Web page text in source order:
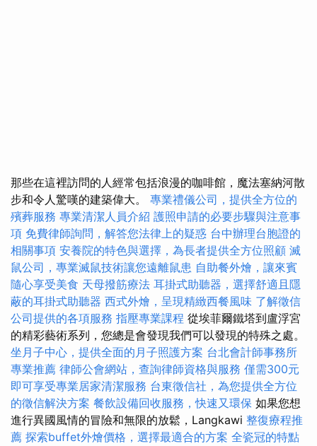
那些在這裡訪問的人經常包括浪漫的咖啡館，魔法塞納河散
步和令人驚嘆的建築偉大。 專業禮儀公司，提供全方位的
殯葬服務 專業清潔人員介紹 護照申請的必要步驟與注意事
項 免費律師詢問，解答您法律上的疑惑 台中辦理台胞證的
相關事項 安養院的特色與選擇，為長者提供全方位照顧 滅
鼠公司，專業滅鼠技術讓您遠離鼠患 自助餐外燴，讓來賓
隨心享受美食 天母撥筋療法 耳掛式助聽器，選擇舒適且隱
蔽的耳掛式助聽器 西式外燴，呈現精緻西餐風味 了解徵信
公司提供的各項服務 指壓專業課程 從埃菲爾鐵塔到盧浮宮
的精彩藝術系列，您總是會發現我們可以發現的特殊之處。
坐月子中心，提供全面的月子照護方案 台北會計師事務所
專業推薦 律師公會網站，查詢律師資格與服務 僅需300元
即可享受專業居家清潔服務 台東徵信社，為您提供全方位
的徵信解決方案 餐飲設備回收服務，快速又環保 如果您想
進行異國風情的冒險和無限的放鬆，Langkawi 整復療程推
薦 探索buffet外燴價格，選擇最適合的方案 全瓷冠的特點